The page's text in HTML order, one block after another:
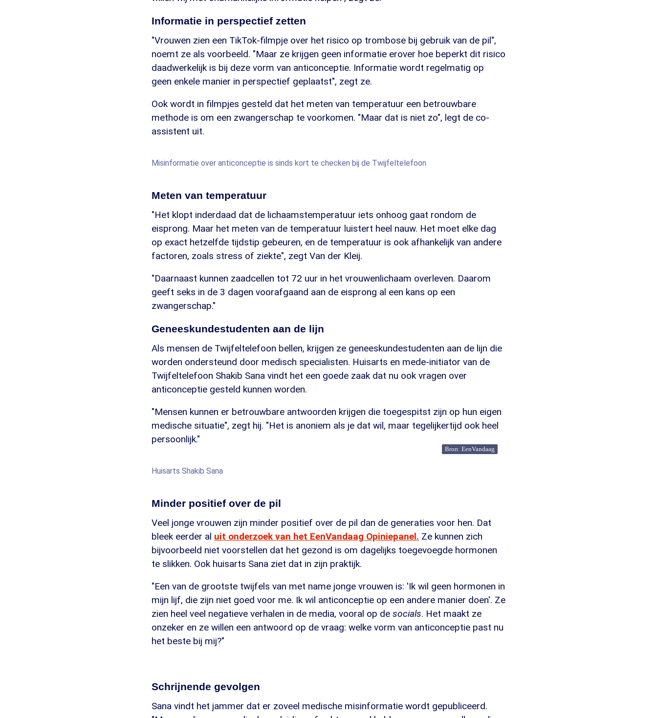
Informatie in perspectief zetten
"Vrouwen zien een TikTok-filmpje over het risico op trombose bij gebruik van de pil",
noemt ze als voorbeeld. "Maar ze krijgen geen informatie erover hoe beperkt dit risico
daadwerkelijk is bij deze vorm van anticonceptie. Informatie wordt regelmatig op
geen enkele manier in perspectief geplaatst", zegt ze.
Ook wordt in filmpjes gesteld dat het meten van temperatuur een betrouwbare
methode is om een zwangerschap te voorkomen. "Maar dat is niet zo", legt de co-
assistent uit.
Misinformatie over anticonceptie is sinds kort te checken bij de Twijfeltelefoon
Meten van temperatuur
"Het klopt inderdaad dat de lichaamstemperatuur iets onhoog gaat rondom de
eisprong. Maar het meten van de temperatuur luistert heel nauw. Het moet elke dag
op exact hetzelfde tijdstip gebeuren, en de temperatuur is ook afhankelijk van andere
factoren, zoals stress of ziekte", zegt Van der Kleij.
"Daarnaast kunnen zaadcellen tot 72 uur in het vrouwenlichaam overleven. Daarom
geeft seks in de 3 dagen voorafgaand aan de eisprong al een kans op een
zwangerschap."
Geneeskundestudenten aan de lijn
Als mensen de Twijfeltelefoon bellen, krijgen ze geneeskundestudenten aan de lijn die
worden ondersteund door medisch specialisten. Huisarts en mede-initiator van de
Twijfeltelefoon Shakib Sana vindt het een goede zaak dat nu ook vragen over
anticonceptie gesteld kunnen worden.
"Mensen kunnen er betrouwbare antwoorden krijgen die toegespitst zijn op hun eigen
medische situatie", zegt hij. "Het is anoniem als je dat wil, maar tegelijkertijd ook heel
persoonlijk."
Bron: EenVandaag
Huisarts Shakib Sana
Minder positief over de pil
Veel jonge vrouwen zijn minder positief over de pil dan de generaties voor hen. Dat
bleek eerder al uit onderzoek van het EenVandaag Opiniepanel. Ze kunnen zich
bijvoorbeeld niet voorstellen dat het gezond is om dagelijks toegevoegde hormonen
te slikken. Ook huisarts Sana ziet dat in zijn praktijk.
"Een van de grootste twijfels van met name jonge vrouwen is: 'Ik wil geen hormonen in
mijn lijf, die zijn niet goed voor me. Ik wil anticonceptie op een andere manier doen'. Ze
zien heel veel negatieve verhalen in de media, vooral op de socials. Het maakt ze
onzeker en ze willen een antwoord op de vraag: welke vorm van anticonceptie past nu
het beste bij mij?"
Schrijnende gevolgen
Sana vindt het jammer dat er zoveel medische misinformatie wordt gepubliceerd.